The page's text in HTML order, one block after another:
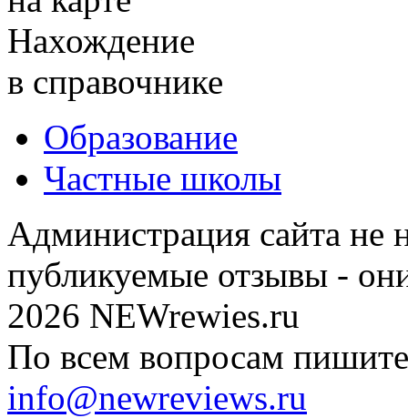
Нахождение
в справочнике
Образование
Частные школы
Администрация сайта не
публикуемые отзывы -
2026 NEWrewies.ru
По всем вопросам
info@newreviews.ru